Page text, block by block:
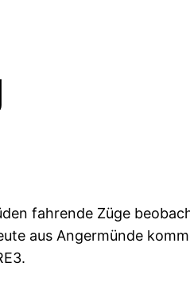
fahrende Züge
aus Angermünde